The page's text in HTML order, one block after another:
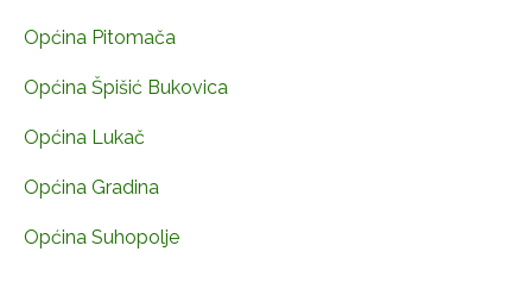
Općina Pitomača
Općina Špišić Bukovica
Općina Lukač
Općina Gradina
Općina Suhopolje